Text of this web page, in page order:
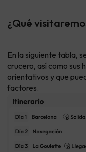
¿Qué
En la siguiente tabla,
crucero, así como sus
orientativos y que
factores.